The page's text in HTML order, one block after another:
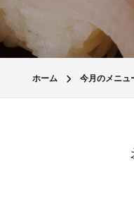
ホーム 今月のメニュ